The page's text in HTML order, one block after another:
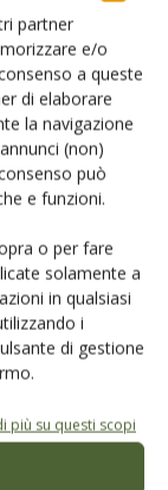
partner
e/o
a queste
di elaborare
la navigazione
(non)
può
e funzioni.
o per fare
solamente a
in qualsiasi
i
di gestione
più su questi scopi